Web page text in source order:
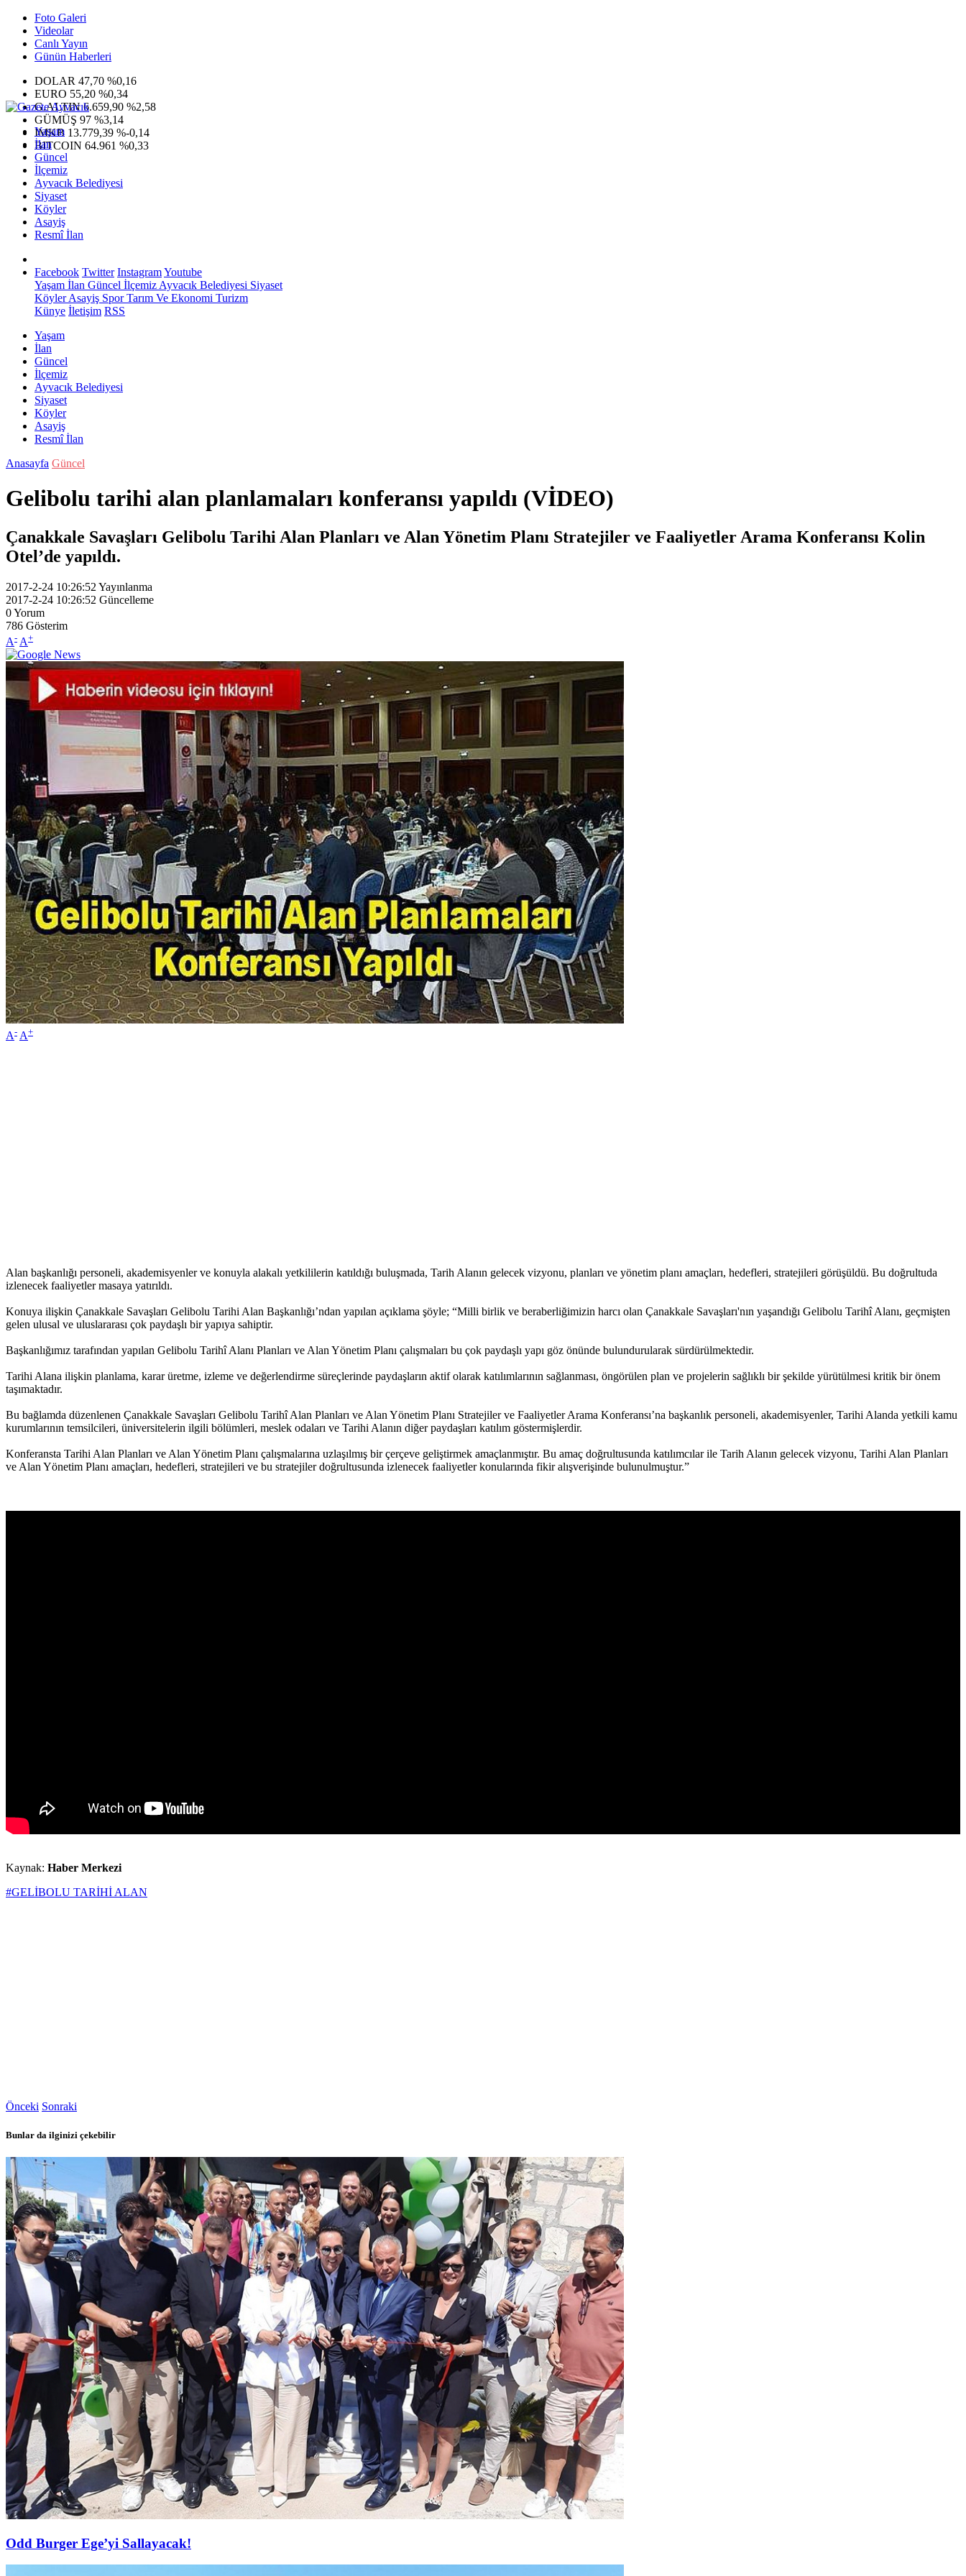
Foto Galeri
Videolar
Canlı Yayın
Günün Haberleri
DOLAR 47,70 %0,16
EURO 55,20 %0,34
G.ALTIN6.659,90 %2,58
GÜMÜŞ 97 %3,14
IMKB 13.779,39 %-0,14
BITCOIN 64.961 %0,33
Yaşam
İlan
Güncel
İlçemiz
Ayvacık Belediyesi
Siyaset
Köyler
Asayiş
Resmî İlan
Facebook Twitter InstagramYoutube
Yaşam İlan Güncel İlçemiz Ayvacık Belediyesi Siyaset
KöylerAsayiş SporTarım Ve Ekonomi Turizm
Künye İletişim RSS
Yaşam
İlan
Güncel
İlçemiz
Ayvacık Belediyesi
Siyaset
Köyler
Asayiş
Resmî İlan
Anasayfa Güncel
Gelibolu tarihi alan planlamaları konferansı yapıldı (VİDEO)
Çanakkale Savaşları Gelibolu Tarihi Alan Planları ve Alan Yönetim Planı Stratejiler ve Faaliyetler Arama Konferansı Kolin
Otel’de yapıldı.
2017-2-24 10:26:52 Yayınlanma
2017-2-24 10:26:52 Güncelleme
0Yorum
786 Gösterim
A- A+
A- A+
Alan başkanlığı personeli, akademisyenler ve konuyla alakalı yetkililerin katıldığı buluşmada, Tarih Alanın gelecek vizyonu, planları ve yönetim planı amaçları, hedefleri, stratejileri görüşüldü. Bu doğrultuda
izlenecek faaliyetler masaya yatırıldı.
Konuya ilişkin Çanakkale Savaşları Gelibolu Tarihi Alan Başkanlığı’ndan yapılan açıklama şöyle; “Milli birlik ve beraberliğimizin harcı olan Çanakkale Savaşları'nın yaşandığı Gelibolu Tarihî Alanı, geçmişten
gelen ulusal ve uluslararası çok paydaşlı bir yapıya sahiptir.
Başkanlığımız tarafından yapılan Gelibolu Tarihî Alanı Planları ve Alan Yönetim Planı çalışmaları bu çok paydaşlı yapı göz önünde bulundurularak sürdürülmektedir.
Tarihi Alana ilişkin planlama, karar üretme, izleme ve değerlendirme süreçlerinde paydaşların aktif olarak katılımlarının sağlanması, öngörülen plan ve projelerin sağlıklı bir şekilde yürütülmesi kritik bir önem
taşımaktadır.
Bu bağlamda düzenlenen Çanakkale Savaşları Gelibolu Tarihî Alan Planları ve Alan Yönetim Planı Stratejiler ve Faaliyetler Arama Konferansı’na başkanlık personeli, akademisyenler, Tarihi Alanda yetkili kamu
kurumlarının temsilcileri, üniversitelerin ilgili bölümleri, meslek odaları ve Tarihi Alanın diğer paydaşları katılım göstermişlerdir.
Konferansta Tarihi Alan Planları ve Alan Yönetim Planı çalışmalarına uzlaşılmış bir çerçeve geliştirmek amaçlanmıştır. Bu amaç doğrultusunda katılımcılar ile Tarih Alanın gelecek vizyonu, Tarihi Alan Planları
ve Alan Yönetim Planı amaçları, hedefleri, stratejileri ve bu stratejiler doğrultusunda izlenecek faaliyetler konularında fikir alışverişinde bulunulmuştur.”
Kaynak: Haber Merkezi
#GELİBOLU TARİHİ ALAN
Önceki Sonraki
Bunlar da ilginizi çekebilir
Odd Burger Ege’yi Sallayacak!